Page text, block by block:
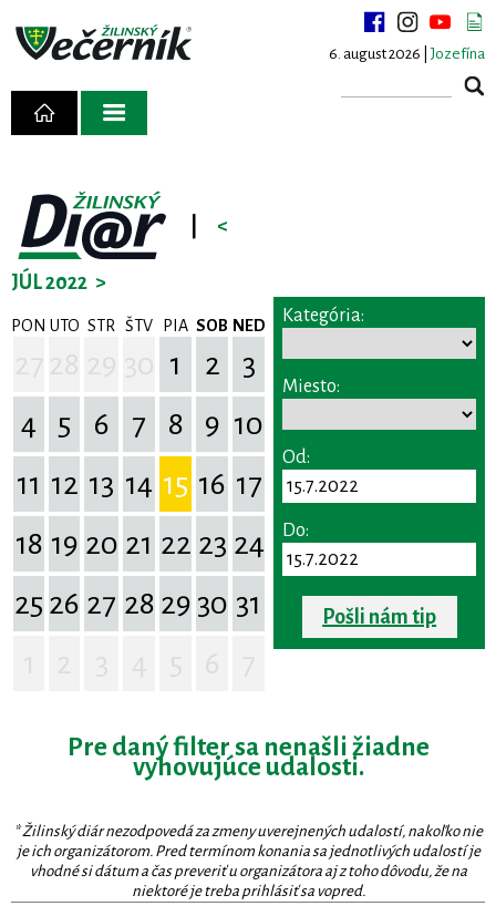
6. august 2026 | Jozefína
<
JÚL 2022 >
PON UTO STR ŠTV PIA SOB NED
1 2
3
4
5 6 7 8 9 10
11 12 13 14 15 16 17
18 19 20 21 22 23 24
25 26 27 28 29 30 31
Kategória:
Miesto:
Od:
Do:
Pošli nám tip
Pre daný filter sa nenašli žiadne
vyhovujúce udalosti.
* Žilinský diár nezodpovedá za zmeny uverejnených udalostí, nakoľko nie
je ich organizátorom. Pred termínom konania sa jednotlivých udalostí je
vhodné si dátum a čas preveriť u organizátora aj z toho dôvodu, že na
niektoré je treba prihlásiť sa vopred.